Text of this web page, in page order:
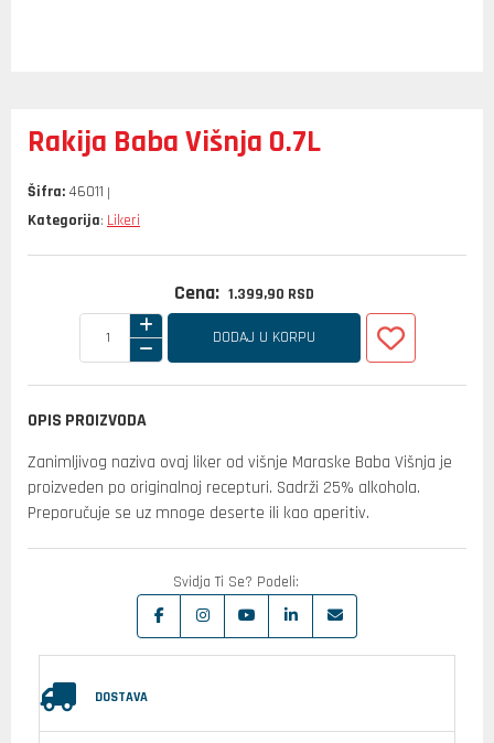
Rakija Baba Višnja 0.7L
Šifra: 46011
Kategorija: Likeri
Cena: 1.399,90 RSD
DODAJ U KORPU
OPIS PROIZVODA
Zanimljivog naziva ovaj liker od višnje Maraske Baba Višnja je
proizveden po originalnoj recepturi. Sadrži 25% alkohola.
Preporučuje se uz mnoge deserte ili kao aperitiv.
Svidja Ti Se? Podeli:
DOSTAVA